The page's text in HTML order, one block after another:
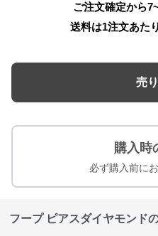
ご注文確定から
送料は1注文あたり
売
購入時
必ず購入前に
フープ ピアスダイヤモンド